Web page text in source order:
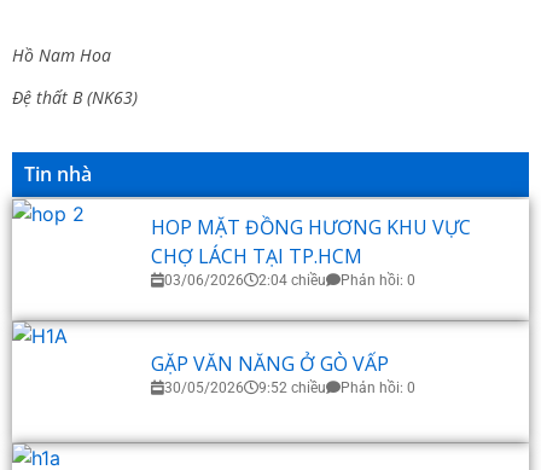
Hồ Nam Hoa
Đệ thất B (NK63)
Tin nhà
HOP MẶT ĐỒNG HƯƠNG KHU VỰC
CHỢ LÁCH TẠI TP.HCM
03/06/2026 2:04 chiều Phản hồi: 0
GẶP VĂN NĂNG Ở GÒ VẤP
30/05/2026 9:52 chiều Phản hồi: 0